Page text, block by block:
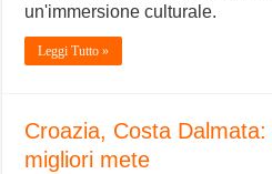
un'immersione culturale.
Leggi Tutto »
Croazia, Costa
migliori mete